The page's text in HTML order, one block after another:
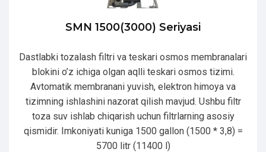
SMN 1500(3000) Seriyasi
Dastlabki tozalash filtri va teskari osmos membranalari
blokini o’z ichiga olgan aqlli teskari osmos tizimi.
Avtomatik membranani yuvish, elektron himoya va
tizimning ishlashini nazorat qilish mavjud. Ushbu filtr
toza suv ishlab chiqarish uchun filtrlarning asosiy
qismidir. Imkoniyati kuniga 1500 gallon (1500 * 3,8) =
5700 litr (11400 l)